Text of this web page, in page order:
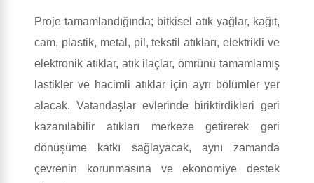
Proje tamamlandığında; bitkisel atık yağlar, kağıt,
cam, plastik, metal, pil, tekstil atıkları, elektrikli ve
elektronik atıklar, atık ilaçlar, ömrünü tamamlamış
lastikler ve hacimli atıklar için ayrı bölümler yer
alacak. Vatandaşlar evlerinde biriktirdikleri geri
kazanılabilir atıkları merkeze getirerek geri
dönüşüme katkı sağlayacak, aynı zamanda
çevrenin korunmasına ve ekonomiye destek